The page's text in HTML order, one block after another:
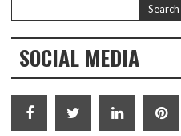
SOCIAL MEDIA